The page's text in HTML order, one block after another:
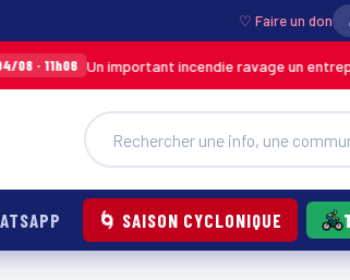
♡ Faire un don
Un important incendie ravage un entrepôt de
🌀 SAISON CYCLONIQUE